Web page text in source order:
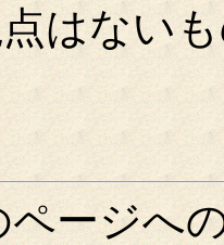
はない
ページへ